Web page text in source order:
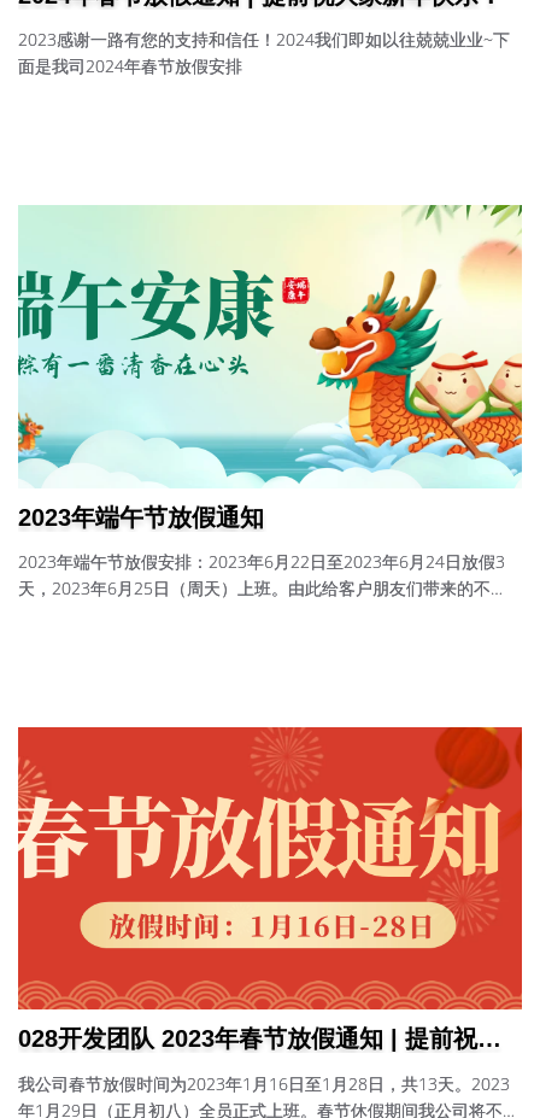
2023感谢一路有您的支持和信任！2024我们即如以往兢兢业业~下
面是我司2024年春节放假安排
2023年端午节放假通知
2023年端午节放假安排：2023年6月22日至2023年6月24日放假3
天，2023年6月25日（周天）上班。由此给客户朋友们带来的不
028开发团队 2023年春节放假通知 | 提前祝大
我公司春节放假时间为2023年1月16日至1月28日，共13天。2023
年1月29日（正月初八）全员正式上班。春节休假期间我公司将不安